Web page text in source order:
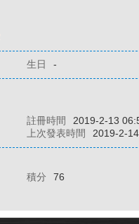
生日 -
註冊時間 2019-2-13
上次發表時間 2019-2-
積分 76